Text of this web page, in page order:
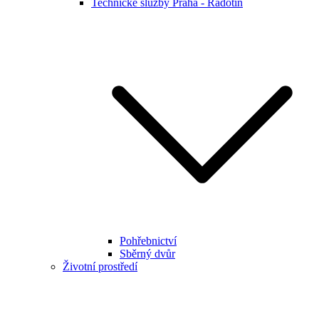
Technické služby Praha - Radotín
Pohřebnictví
Sběrný dvůr
Životní prostředí